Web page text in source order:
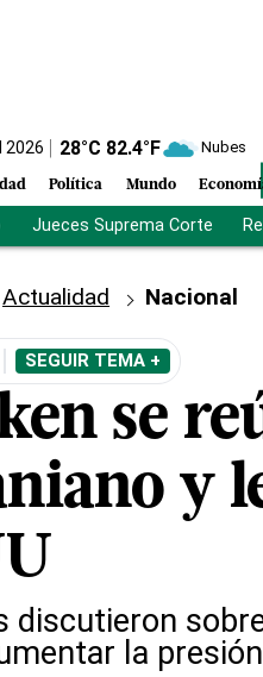
2026 28°C 82.4°F Nubes
Política Mundo
Jueces Suprema Corte
Actualidad Nacional
SEGUIR TEMA +
se
y
discutieron
la